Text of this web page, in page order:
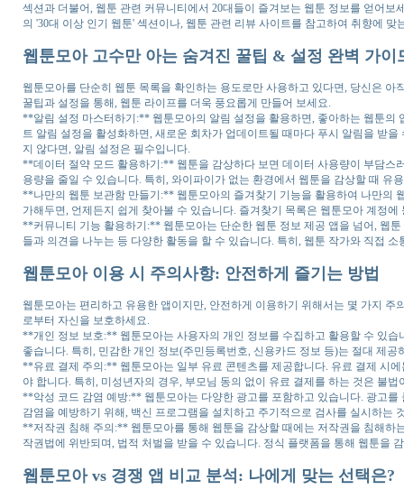
섹션과 더불어, 웹툰 관련 커뮤니티에서 20대들이 즐겨보는 웹툰 정보를 얻어
의 '30대 이상 인기 웹툰' 섹션이나, 웹툰 관련 리뷰 사이트를 참고하여 취향에 맞
웹툰모아 고수만 아는 숨겨진 꿀팁 & 설정 완벽 가이
웹툰모아를 단순히 웹툰 목록을 확인하는 용도로만 사용하고 있다면, 당신은
꿀팁과 설정을 통해, 웹툰 라이프를 더욱 풍요롭게 만들어 보세요.
**알림 설정 마스터하기:** 웹툰모아의 알림 설정을 활용하면, 좋아하는 웹툰
트 알림 설정을 활성화하면, 새로운 회차가 업데이트될 때마다 푸시 알림을 받
지 않다면, 알림 설정은 필수입니다.
**데이터 절약 모드 활용하기:** 웹툰을 감상하다 보면 데이터 사용량이 부담스
용량을 줄일 수 있습니다. 특히, 와이파이가 없는 환경에서 웹툰을 감상할 때
**나만의 웹툰 보관함 만들기:** 웹툰모아의 즐겨찾기 기능을 활용하여 나만의
가해두면, 언제든지 쉽게 찾아볼 수 있습니다. 즐겨찾기 목록은 웹툰모아 계정
**커뮤니티 기능 활용하기:** 웹툰모아는 단순한 웹툰 정보 제공 앱을 넘어, 웹
들과 의견을 나누는 등 다양한 활동을 할 수 있습니다. 특히, 웹툰 작가와 직접
웹툰모아 이용 시 주의사항: 안전하게 즐기는 방법
웹툰모아는 편리하고 유용한 앱이지만, 안전하게 이용하기 위해서는 몇 가지
로부터 자신을 보호하세요.
**개인 정보 보호:** 웹툰모아는 사용자의 개인 정보를 수집하고 활용할 수 있
좋습니다. 특히, 민감한 개인 정보(주민등록번호, 신용카드 정보 등)는 절대 제공
**유료 결제 주의:** 웹툰모아는 일부 유료 콘텐츠를 제공합니다. 유료 결제 시
야 합니다. 특히, 미성년자의 경우, 부모님 동의 없이 유료 결제를 하는 것은 불
**악성 코드 감염 예방:** 웹툰모아는 다양한 광고를 포함하고 있습니다. 광고
감염을 예방하기 위해, 백신 프로그램을 설치하고 주기적으로 검사를 실시하는
**저작권 침해 주의:** 웹툰모아를 통해 웹툰을 감상할 때에는 저작권을 침해
작권법에 위반되며, 법적 처벌을 받을 수 있습니다. 정식 플랫폼을 통해 웹툰을
웹툰모아 vs 경쟁 앱 비교 분석: 나에게 맞는 선택은?